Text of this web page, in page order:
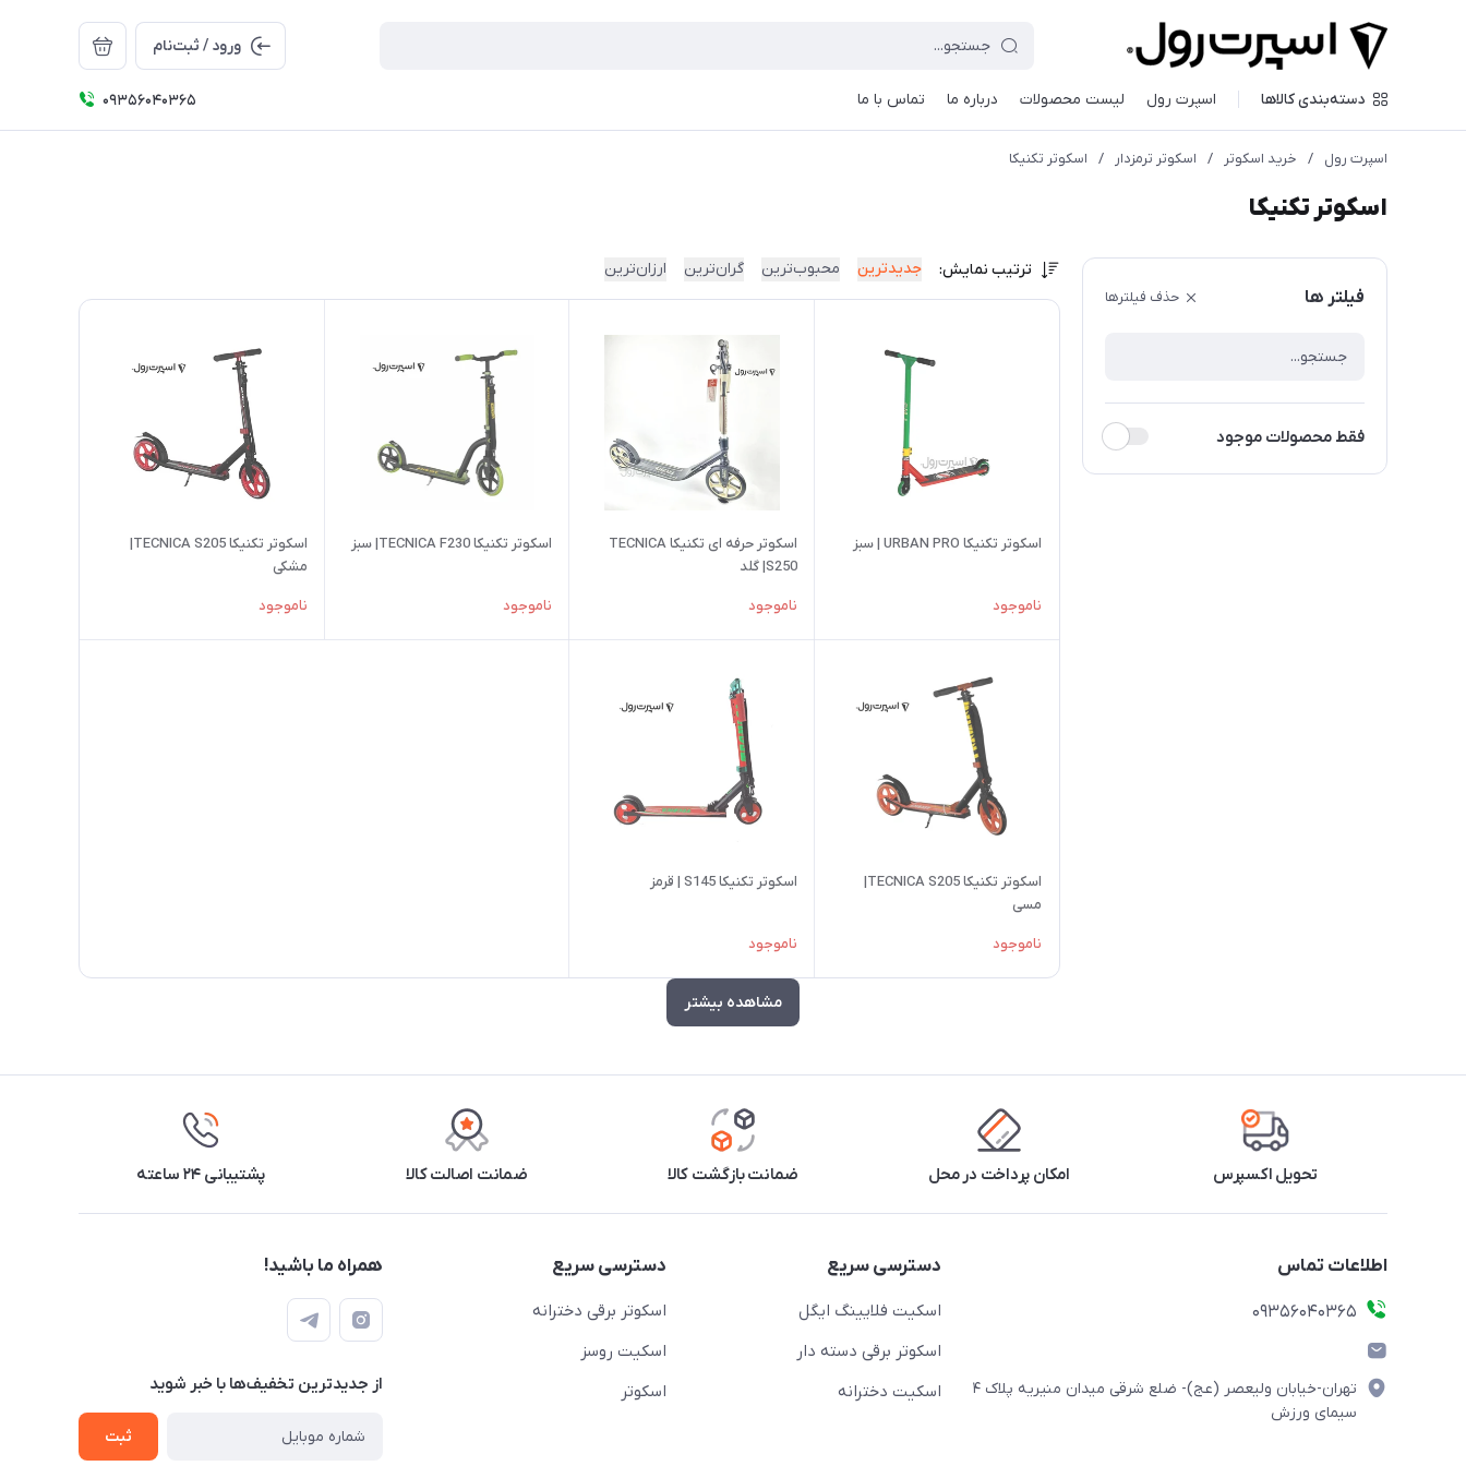
ورود / ثبت‌نام
دسته‌بندی کالاها اسپرت رول لیست محصولات درباره ما تماس با ما 09356040365
اسپرت رول / خرید اسکوتر / اسکوتر ترمزدار / اسکوتر تکنیکا
اسکوتر تکنیکا
فیلتر ها حذف فیلترها
فقط محصولات موجود
ترتیب نمایش: جدیدترین محبوب‌ترین گران‌ترین ارزان‌ترین
اسكوتر تکنیکا URBAN PRO | سبز
ناموجود
اسكوتر حرفه ای تکنیکا TECNICA
S250| گلد
ناموجود
اسكوتر تکنیکا TECNICA F230| سبز
ناموجود
اسكوتر تکنیکا TECNICA S205|
مشکی
ناموجود
اسكوتر تکنیکا TECNICA S205|
مسی
ناموجود
اسکوتر تکنیکا S145 | قرمز
ناموجود
مشاهده بیشتر
تحویل اکسپرس امکان پرداخت در محل ضمانت بازگشت کالا ضمانت اصالت کالا پشتیبانی ۲۴ ساعته
اطلاعات تماس
۰۹۳۵۶۰۴۰۳۶۵
تهران-خیابان ولیعصر (عج)- ضلع شرقی میدان منیریه پلاک ۴
سیمای ورزش
دسترسی سریع
اسکیت فلایینگ ایگل
اسکوتر برقی دسته دار
اسکیت دخترانه
دسترسی سریع
اسکوتر برقی دخترانه
اسکیت روسز
اسکوتر
همراه ما باشید!
از جدید‌ترین تخفیف‌ها با‌ خبر شوید
ثبت